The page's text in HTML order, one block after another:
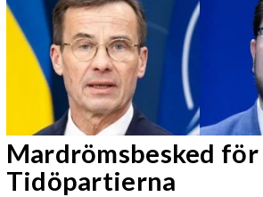
Mardrömsbesked för
Tidöpartierna